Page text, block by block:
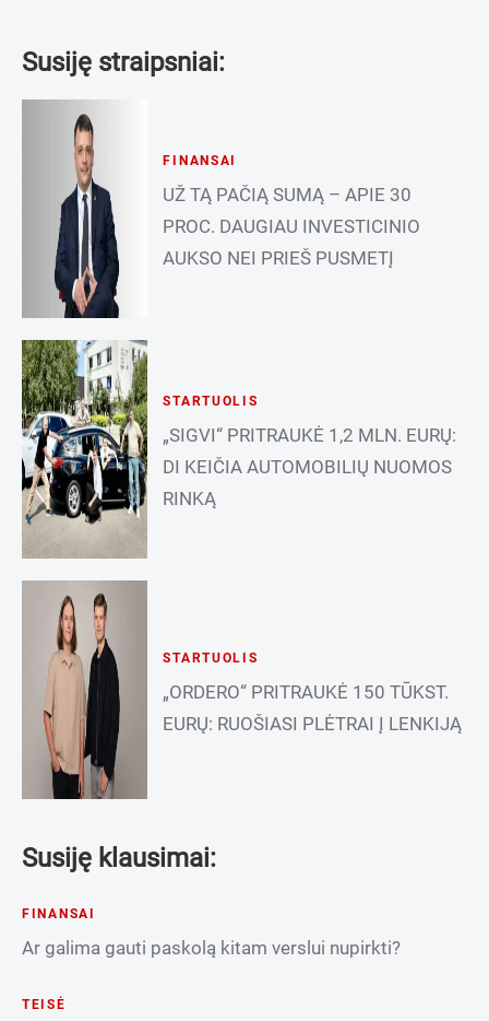
Susiję straipsniai:
FINANSAI
UŽ TĄ PAČIĄ SUMĄ – APIE 30
PROC. DAUGIAU INVESTICINIO
AUKSO NEI PRIEŠ PUSMETĮ
STARTUOLIS
„SIGVI“ PRITRAUKĖ 1,2 MLN. EURŲ:
DI KEIČIA AUTOMOBILIŲ NUOMOS
RINKĄ
STARTUOLIS
„ORDERO“ PRITRAUKĖ 150 TŪKST.
EURŲ: RUOŠIASI PLĖTRAI Į LENKIJĄ
Susiję klausimai:
FINANSAI
Ar galima gauti paskolą kitam verslui nupirkti?
TEISĖ